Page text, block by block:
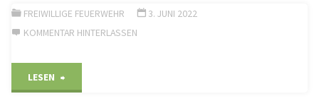
des
Obst
und
FREIWILLIGE FEUERWEHR
3. JUNI 2022
KOMMENTAR HINTERLASSEN
LESEN